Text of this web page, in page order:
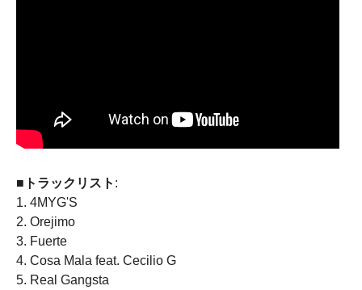
■トラックリスト :
1. 4MYG'S
2. Orejimo
3. Fuerte
4. Cosa Mala feat. Cecilio G
5. Real Gangsta